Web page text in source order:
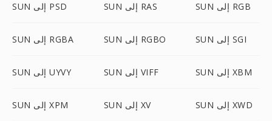
SUN إلى PSD SUN إلى RAS SUN إلى RGB
SUN إلى RGBA SUN إلى RGBO SUN إلى SGI
SUN إلى UYVY SUN إلى VIFF SUN إلى XBM
SUN إلى XPM SUN إلى XV SUN إلى XWD